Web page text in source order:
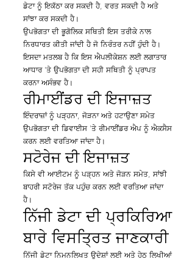
ਡੇਟਾ ਨੂੰ ਇਕੱਠਾ ਕਰ ਸਕਦੀ ਹੈ, ਵਰਤ ਸਕਦੀ ਹੈ ਅਤੇ
ਸਾਂਝਾ ਕਰ ਸਕਦੀ ਹੈ।
ਉਪਭੋਗਤਾ ਦੀ ਭੂਗੋਲਿਕ ਸਥਿਤੀ ਇਸ ਤਰੀਕੇ ਨਾਲ
ਨਿਰਧਾਰਤ ਕੀਤੀ ਜਾਂਦੀ ਹੈ ਜੋ ਨਿਰੰਤਰ ਨਹੀਂ ਹੁੰਦੀ ਹੈ।
ਇਸਦਾ ਮਤਲਬ ਹੈ ਕਿ ਇਸ ਐਪਲੀਕੇਸ਼ਨ ਲਈ ਲਗਾਤਾਰ
ਆਧਾਰ 'ਤੇ ਉਪਭੋਗਤਾ ਦੀ ਸਹੀ ਸਥਿਤੀ ਨੂੰ ਪ੍ਰਾਪਤ
ਕਰਨਾ ਅਸੰਭਵ ਹੈ।
ਰੀਮਾਈਂਡਰ ਦੀ ਇਜਾਜ਼ਤ
ਇੰਦਰਾਜ਼ਾਂ ਨੂੰ ਪੜ੍ਹਨਾ, ਜੋੜਨਾ ਅਤੇ ਹਟਾਉਣਾ ਸਮੇਤ
ਉਪਭੋਗਤਾ ਦੀ ਡਿਵਾਈਸ 'ਤੇ ਰੀਮਾਈਂਡਰ ਐਪ ਨੂੰ ਐਕਸੈਸ
ਕਰਨ ਲਈ ਵਰਤਿਆ ਜਾਂਦਾ ਹੈ।
ਸਟੋਰੇਜ ਦੀ ਇਜਾਜ਼ਤ
ਕਿਸੇ ਵੀ ਆਈਟਮ ਨੂੰ ਪੜ੍ਹਨ ਅਤੇ ਜੋੜਨ ਸਮੇਤ, ਸਾਂਝੀ
ਬਾਹਰੀ ਸਟੋਰੇਜ ਤੱਕ ਪਹੁੰਚ ਕਰਨ ਲਈ ਵਰਤਿਆ ਜਾਂਦਾ
ਹੈ।
ਨਿੱਜੀ ਡੇਟਾ ਦੀ ਪ੍ਰਕਿਰਿਆ
ਬਾਰੇ ਵਿਸਤ੍ਰਿਤ ਜਾਣਕਾਰੀ
ਨਿੱਜੀ ਡੇਟਾ ਨਿਮਨਲਿਖਤ ਉਦੇਸ਼ਾਂ ਲਈ ਅਤੇ ਹੇਠ ਲਿਖੀਆਂ